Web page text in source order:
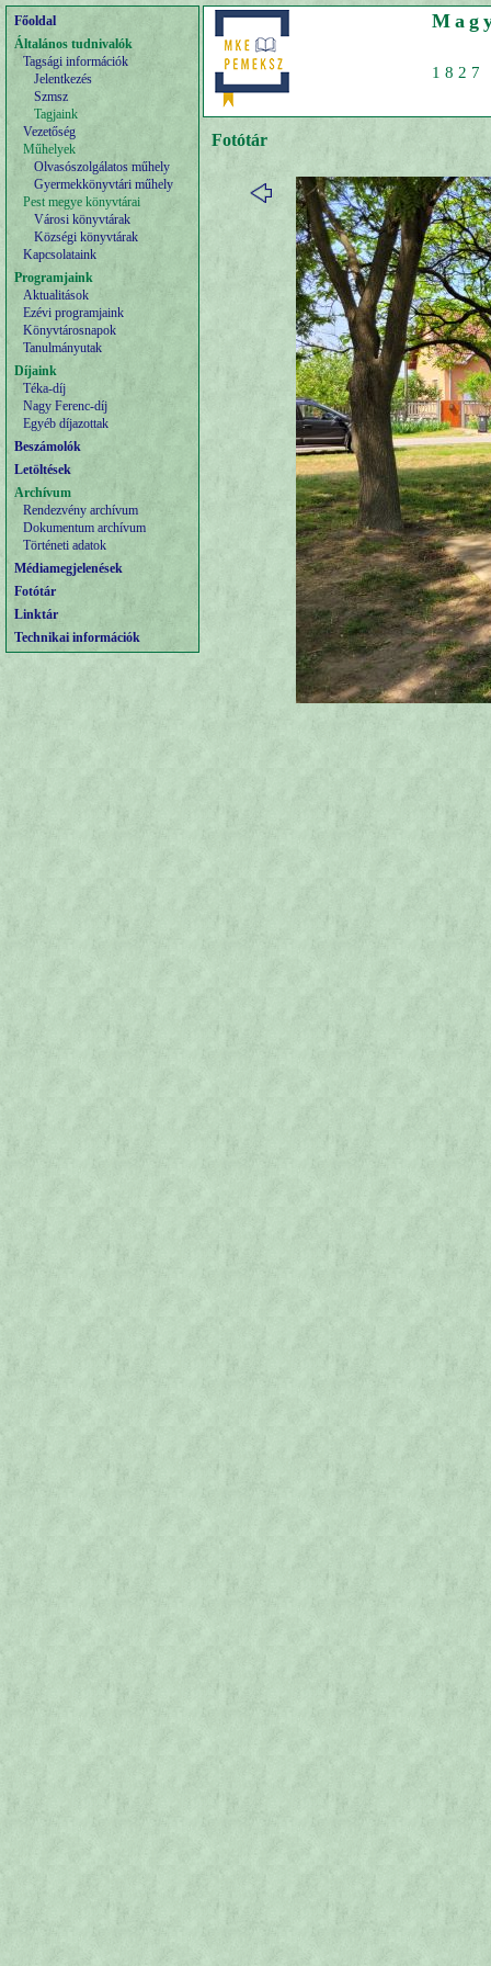
Főoldal
Általános tudnivalók
Tagsági információk
Jelentkezés
Szmsz
Tagjaink
Vezetőség
Műhelyek
Olvasószolgálatos műhely
Gyermekkönyvtári műhely
Pest megye könyvtárai
Városi könyvtárak
Községi könyvtárak
Kapcsolataink
Programjaink
Aktualitások
Ezévi programjaink
Könyvtárosnapok
Tanulmányutak
Díjaink
Téka-díj
Nagy Ferenc-díj
Egyéb díjazottak
Beszámolók
Letöltések
Archívum
Rendezvény archívum
Dokumentum archívum
Történeti adatok
Médiamegjelenések
Fotótár
Linktár
Technikai információk
Fotótár